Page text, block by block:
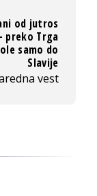
od jutros
preko Trga
samo do
Slavije
vest